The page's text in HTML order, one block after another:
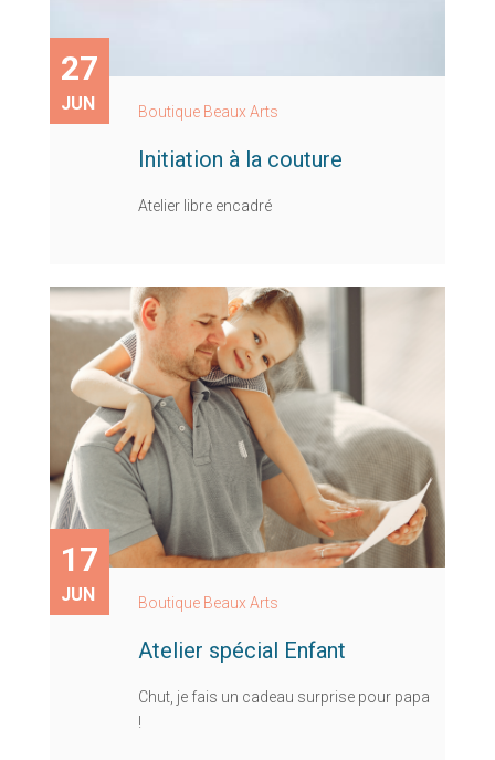
27
JUN Boutique Beaux Arts
Initiation à la couture
Atelier libre encadré
17
JUN Boutique Beaux Arts
Atelier spécial Enfant
Chut, je fais un cadeau surprise pour papa
!